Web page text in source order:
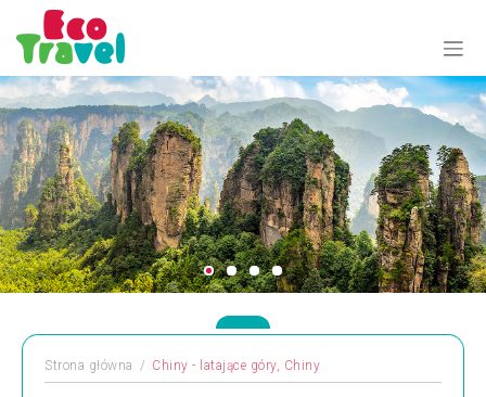
Strona główna Chiny - latające góry, Chiny